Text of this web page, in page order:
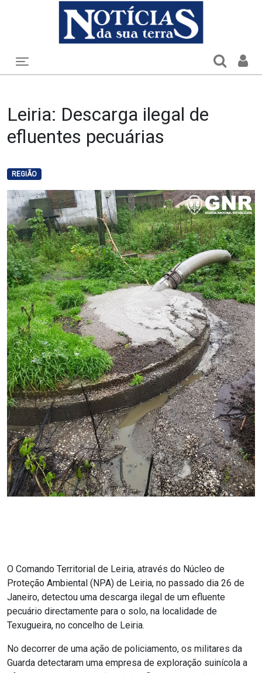
Toggle navigation
Leiria: Descarga ilegal de
efluentes pecuárias
REGIÃO
O Comando Territorial de Leiria, através do Núcleo de
Proteção Ambiental (NPA) de Leiria, no passado dia 26 de
Janeiro, detectou uma descarga ilegal de um efluente
pecuário directamente para o solo, na localidade de
Texugueira, no concelho de Leiria.
No decorrer de uma ação de policiamento, os militares da
Guarda detectaram uma empresa de exploração suinícola a